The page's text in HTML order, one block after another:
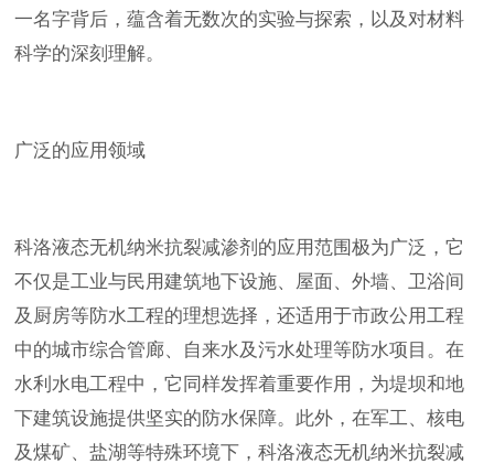
一名字背后，蕴含着无数次的实验与探索，以及对材料
科学的深刻理解。
广泛的应用领域
科洛液态无机纳米抗裂减渗剂的应用范围极为广泛，它
不仅是工业与民用建筑地下设施、屋面、外墙、卫浴间
及厨房等防水工程的理想选择，还适用于市政公用工程
中的城市综合管廊、自来水及污水处理等防水项目。在
水利水电工程中，它同样发挥着重要作用，为堤坝和地
下建筑设施提供坚实的防水保障。此外，在军工、核电
及煤矿、盐湖等特殊环境下，科洛液态无机纳米抗裂减